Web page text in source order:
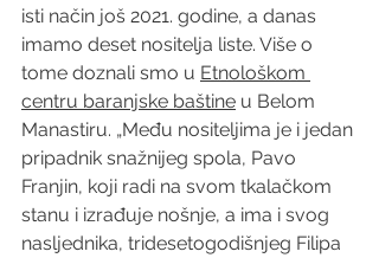
isti način još 2021. godine, a danas
imamo deset nositelja liste. Više o
tome doznali smo u Etnološkom
centru baranjske baštine u Belom
Manastiru. „Među nositeljima je i jedan
pripadnik snažnijeg spola, Pavo
Franjin, koji radi na svom tkalačkom
stanu i izrađuje nošnje, a ima i svog
nasljednika, tridesetogodišnjeg Filipa